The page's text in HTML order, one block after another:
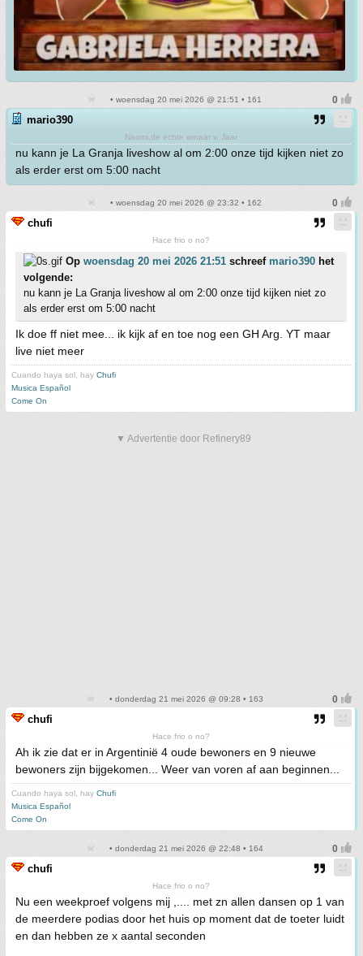
• woensdag 20 mei 2026 @ 21:51 • 161
mario390
Naomi,de echte winaar v. Jaar
nu kann je La Granja liveshow al om 2:00 onze tijd kijken niet zo
als erder erst om 5:00 nacht
• woensdag 20 mei 2026 @ 23:32 • 162
chufi
Hace frio o no?
Op woensdag 20 mei 2026 21:51 schreef mario390 het
volgende:
nu kann je La Granja liveshow al om 2:00 onze tijd kijken niet zo
als erder erst om 5:00 nacht
Ik doe ff niet mee... ik kijk af en toe nog een GH Arg. YT maar
live niet meer
Cuando haya sol, hay Chufi
Musica Español
Come On
▼ Advertentie door Refinery89
• donderdag 21 mei 2026 @ 09:28 • 163
chufi
Hace frio o no?
Ah ik zie dat er in Argentinië 4 oude bewoners en 9 nieuwe
bewoners zijn bijgekomen... Weer van voren af aan beginnen...
Cuando haya sol, hay Chufi
Musica Español
Come On
• donderdag 21 mei 2026 @ 22:48 • 164
chufi
Hace frio o no?
Nu een weekproef volgens mij ,.... met zn allen dansen op 1 van
de meerdere podias door het huis op moment dat de toeter luidt
en dan hebben ze x aantal seconden